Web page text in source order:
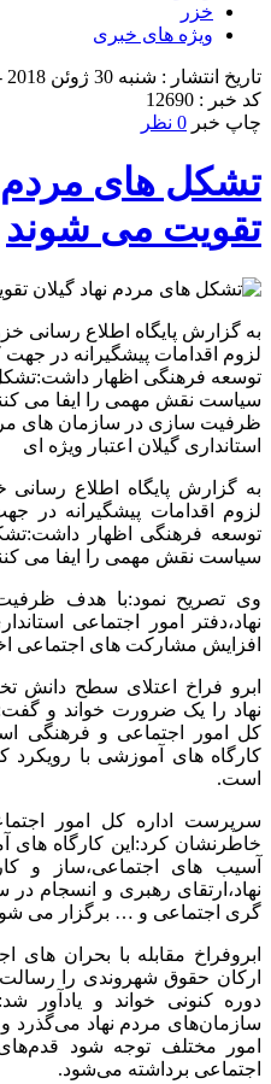
خزر
ویژه های خبری
تاریخ انتشار : شنبه 30 ژوئن 2018 - 9:08
کد خبر : 12690
چاپ خبر 0 نظر
تشکل های مردم
تقویت می شوند
به گزارش پایگاه اطلاع رسانی
لزوم اقدامات پیشگیرانه در
توسعه فرهنگی اظهار
سیاست نقش مهمی را ایفا می
ظرفیت سازی در سازمان های
استانداری گیلان اعتبار ویژه ای
به گزارش پایگاه اطلاع رسانی
لزوم اقدامات پیشگیرانه در
توسعه فرهنگی اظهار
سیاست نقش مهمی را ایفا می
وی تصریح نمود:با هدف
نهاد،دفتر امور اجتماعی
افزایش مشارکت های اجتماعی
ابرو فراخ اعتلای سطح
نهاد را یک ضرورت خواند و
کل امور اجتماعی و فرهنگی
کارگاه های آموزشی با
است.
سرپرست اداره کل امور
خاطرنشان کرد:این کارگاه های
آسیب های اجتماعی،ساز و
نهاد،ارتقای رهبری و انسجام
گری اجتماعی و … برگزار می
ابروفراخ مقابله با بحران
ارکان حقوق شهروندی را
دوره کنونی خواند و یادآور
سازمان‌های مردم نهاد
امور مختلف توجه شود
اجتماعی برداشته می‌شود.